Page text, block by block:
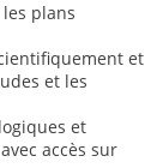
plans
et
et les
et
accès sur